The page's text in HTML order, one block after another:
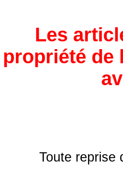
Les
propriété de
Toute reprise